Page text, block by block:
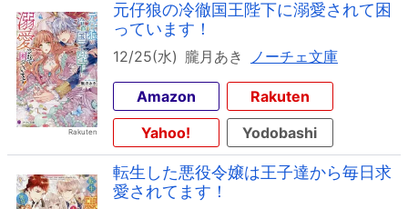
元仔狼の冷徹国王陛下に溺愛されて困
っています！
12/25(水) 朧月あき ノーチェ文庫
Amazon
Rakuten
Yahoo!
Yodobashi
転生した悪役令嬢は王子達から毎日求
愛されてます！